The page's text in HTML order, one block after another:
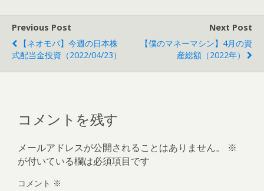
Previous Post
【ネオモバ】今週の日本株
式配当金投資（2022/04/23）
Next Post
【僕のマネーマシン】4月の資
産総額（2022年）
コメントを残す
メールアドレスが公開されることはありません。
※
が付いている欄は必須項目です
コメント ※